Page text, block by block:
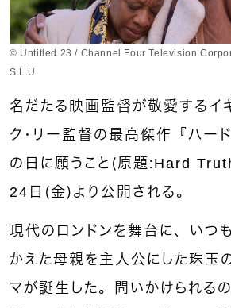
© Untitled 23 / Channel Four Television
S.L.U.
名だたる映画監督が敬愛するイ
ク・リー監督の最高傑作『ハー
の日に願うこと（原題：Hard
24日（金）より公開される。
現代のロンドンを舞台に、いつ
かえた母親を主人公にした珠玉
マが誕生した。問いかけられる